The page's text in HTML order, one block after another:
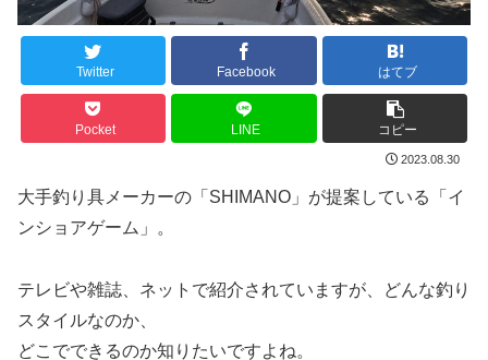
Twitter Facebook はてブ
Pocket LINE コピー
2023.08.30
大手釣り具メーカーの「SHIMANO」が提案している「イ
ンショアゲーム」。
テレビや雑誌、ネットで紹介されていますが、どんな釣り
スタイルなのか、
どこでできるのか知りたいですよね。